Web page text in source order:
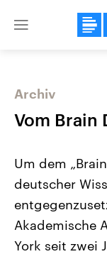
Close
Landtagswahl
Archiv
Vom Brain
Um dem
deutscher
Akademische
York seit zwei